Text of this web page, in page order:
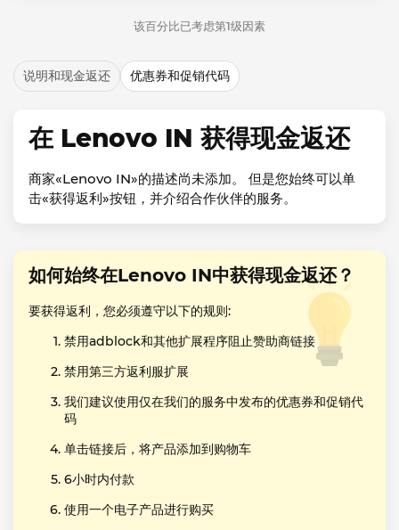
该百分比已考虑第1级因素
说明和现金返还 优惠券和促销代码
在 Lenovo IN 获得现金返还
商家«Lenovo IN»的描述尚未添加。 但是您始终可以单
击«获得返利»按钮，并介绍合作伙伴的服务。
如何始终在Lenovo IN中获得现金返还？
要获得返利，您必须遵守以下的规则:
禁用adblock和其他扩展程序阻止赞助商链接
禁用第三方返利服扩展
我们建议使用仅在我们的服务中发布的优惠券和促销代
码
单击链接后，将产品添加到购物车
6小时内付款
使用一个电子产品进行购买